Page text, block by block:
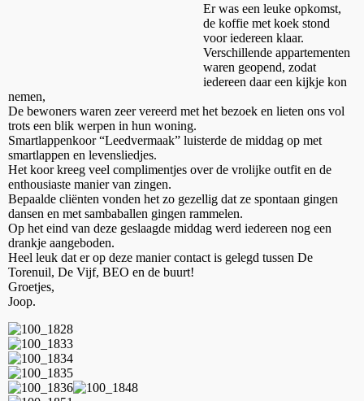
Er was een leuke opkomst,
de koffie met koek stond
voor iedereen klaar.
Verschillende appartementen
waren geopend, zodat
iedereen daar een kijkje kon
nemen,
De bewoners waren zeer vereerd met het bezoek en lieten ons vol
trots een blik werpen in hun woning.
Smartlappenkoor “Leedvermaak” luisterde de middag op met
smartlappen en levensliedjes.
Het koor kreeg veel complimentjes over de vrolijke outfit en de
enthousiaste manier van zingen.
Bepaalde cliënten vonden het zo gezellig dat ze spontaan gingen
dansen en met sambaballen gingen rammelen.
Op het eind van deze geslaagde middag werd iedereen nog een
drankje aangeboden.
Heel leuk dat er op deze manier contact is gelegd tussen De
Torenuil, De Vijf, BEO en de buurt!
Groetjes,
Joop.